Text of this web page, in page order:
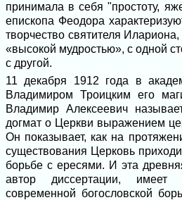
принимала в себя "простоту,
епископа Феодора
творчество святителя
«высокой мудростью», с одной
с другой.
11 декабря 1912 года в
Владимиром Троицким его
Владимир Алексеевич
догмат о Церкви выражением
Он показывает, как на
существования Церковь
борьбе с ересями. И эта
автор диссертации,
современной богословской